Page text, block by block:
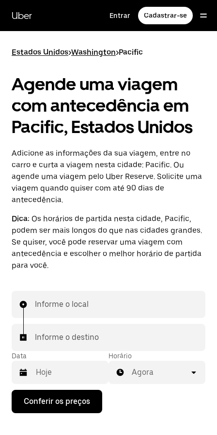
para
conteúdo
Uber Entrar Cadastrar-se
Estados Unidos>Washington>Pacific
Agende uma viagem
com antecedência em
Pacific, Estados Unidos
Adicione as informações da sua viagem, entre no
carro e curta a viagem nesta cidade: Pacific. Ou
agende uma viagem pelo Uber Reserve. Solicite uma
viagem quando quiser com até 90 dias de
antecedência.
Dica: Os horários de partida nesta cidade, Pacific,
podem ser mais longos do que nas cidades grandes.
Se quiser, você pode reservar uma viagem com
antecedência e escolher o melhor horário de partida
para você.
Informe o local
Informe o destino
Data
Pressione
seta
Horário
Agora
Conferir os preços